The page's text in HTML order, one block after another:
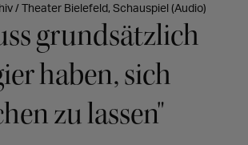
/ Theater Bielefeld, Schauspiel (Audio)
grundsätzlich
haben, sich
zu lassen"